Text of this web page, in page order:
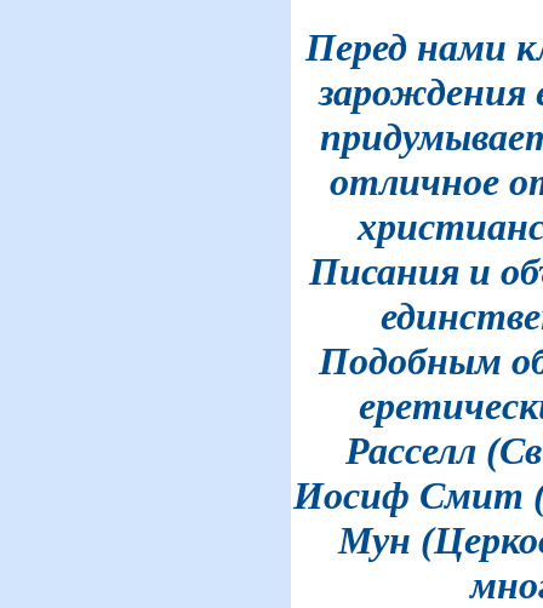
Перед нами
зарождения
отличное
Писания и
Подобным
Расселл
Иосиф Смит
Мун